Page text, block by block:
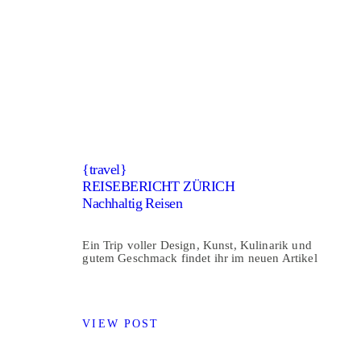
{travel}
REISEBERICHT ZÜRICH
Nachhaltig Reisen
Ein Trip voller Design, Kunst, Kulinarik und
gutem Geschmack findet ihr im neuen Artikel
VIEW POST